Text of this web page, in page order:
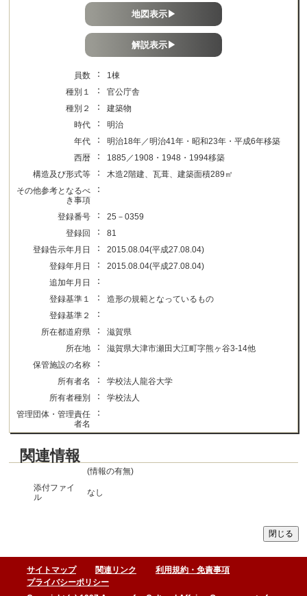
地図表示▶
解説表示▶
員数 ：
1棟
種別１
：
官公庁舎
種別２
：
建築物
時代
：
明治
年代
：
明治18年／明治41年・昭和23年・平成6年移築
西暦
：
1885／1908・1948・1994移築
構造及び形式等
：
木造2階建、瓦葺、建築面積289㎡
その他参考となるべ
き事項
：
登録番号 ：
25－0359
登録回
：
81
登録告示年月日
：
2015.08.04(平成27.08.04)
登録年月日
：
2015.08.04(平成27.08.04)
追加年月日
：
登録基準１ ：
造形の規範となっているもの
登録基準２
：
所在都道府県 ：
滋賀県
所在地
：
滋賀県大津市瀬田大江町字熊ヶ谷3-14他
保管施設の名称
：
所有者名 ：
学校法人龍谷大学
所有者種別
：
学校法人
管理団体・管理責任
者名
：
関連情報
(情報の有無)
添付ファイ
ル
なし
サイトマップ 関連リンク
利用規約・免責事項
プライバシーポリシー